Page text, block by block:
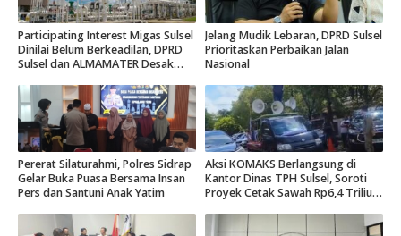
Participating Interest Migas Sulsel
Dinilai Belum Berkeadilan, DPRD
Sulsel dan ALMAMATER Desak
Jelang Mudik Lebaran, DPRD Sulsel
Prioritaskan Perbaikan Jalan
Nasional
Pererat Silaturahmi, Polres Sidrap
Gelar Buka Puasa Bersama Insan
Pers dan Santuni Anak Yatim
Aksi KOMAKS Berlangsung di
Kantor Dinas TPH Sulsel, Soroti
Proyek Cetak Sawah Rp6,4 Triliun